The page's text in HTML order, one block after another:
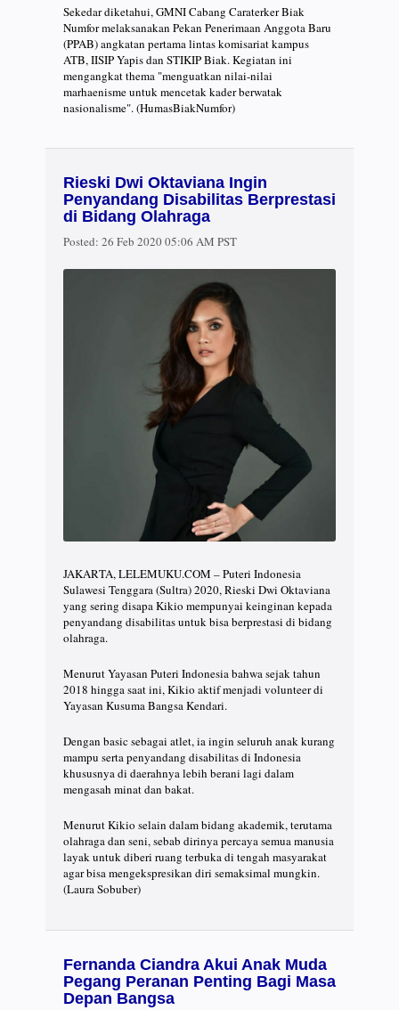
Sekedar diketahui, GMNI Cabang Caraterker Biak
Numfor melaksanakan Pekan Penerimaan Anggota Baru
(PPAB) angkatan pertama lintas komisariat kampus
ATB, IISIP Yapis dan STIKIP Biak. Kegiatan ini
mengangkat thema "menguatkan nilai-nilai
marhaenisme untuk mencetak kader berwatak
nasionalisme". (HumasBiakNumfor)
Rieski Dwi Oktaviana Ingin
Penyandang Disabilitas Berprestasi
di Bidang Olahraga
Posted: 26 Feb 2020 05:06 AM PST
JAKARTA, LELEMUKU.COM – Puteri Indonesia
Sulawesi Tenggara (Sultra) 2020, Rieski Dwi Oktaviana
yang sering disapa Kikio mempunyai keinginan kepada
penyandang disabilitas untuk bisa berprestasi di bidang
olahraga.
Menurut Yayasan Puteri Indonesia bahwa sejak tahun
2018 hingga saat ini, Kikio aktif menjadi volunteer di
Yayasan Kusuma Bangsa Kendari.
Dengan basic sebagai atlet, ia ingin seluruh anak kurang
mampu serta penyandang disabilitas di Indonesia
khususnya di daerahnya lebih berani lagi dalam
mengasah minat dan bakat.
Menurut Kikio selain dalam bidang akademik, terutama
olahraga dan seni, sebab dirinya percaya semua manusia
layak untuk diberi ruang terbuka di tengah masyarakat
agar bisa mengekspresikan diri semaksimal mungkin.
(Laura Sobuber)
Fernanda Ciandra Akui Anak Muda
Pegang Peranan Penting Bagi Masa
Depan Bangsa